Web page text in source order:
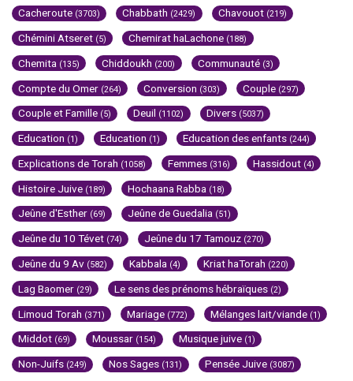
Cacheroute (3703) Chabbath (2429) Chavouot (219)
Chémini Atseret (5) Chemirat haLachone (188)
Chemita (135) Chiddoukh (200) Communauté (3)
Compte du Omer (264) Conversion (303) Couple (297)
Couple et Famille (5) Deuil (1102) Divers (5037)
Education (1) Education (1) Education des enfants (244)
Explications de Torah (1058) Femmes (316) Hassidout (4)
Histoire Juive (189) Hochaana Rabba (18)
Jeûne d'Esther (69) Jeûne de Guedalia (51)
Jeûne du 10 Tévet (74) Jeûne du 17 Tamouz (270)
Jeûne du 9 Av (582) Kabbala (4) Kriat haTorah (220)
Lag Baomer (29) Le sens des prénoms hébraïques (2)
Limoud Torah (371) Mariage (772) Mélanges lait/viande (1)
Middot (69) Moussar (154) Musique juive (1)
Non-Juifs (249) Nos Sages (131) Pensée Juive (3087)